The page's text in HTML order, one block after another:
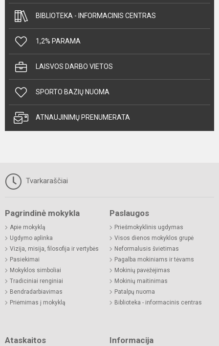
BIBLIOTEKA - INFORMACINIS CENTRAS
1,2% PARAMA
LAISVOS DARBO VIETOS
SPORTO BAZIŲ NUOMA
ATNAUJINIMŲ PRENUMERATA
Tvarkaraščiai
Pagrindinė mokykla
Apie mokyklą
Ugdymo aplinka
Vizija, misija, filosofija ir vertybės
Pasiekimai
Mokyklos simboliai
Tradiciniai renginiai
Bendradarbiavimas
Priėmimas į mokyklą
Paslaugos
Priešmokyklinis ugdymas
Visos dienos mokyklos grupė
Neformalusis švietimas
Pagalba mokiniams ir tėvams
Mokinių pavėžėjimas
Mokinių maitinimas
Patalpų nuoma
Biblioteka - informacinis centras
Ataskaitos Informacija